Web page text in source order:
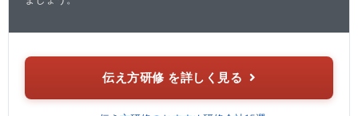
伝え方研修 を詳しく見る